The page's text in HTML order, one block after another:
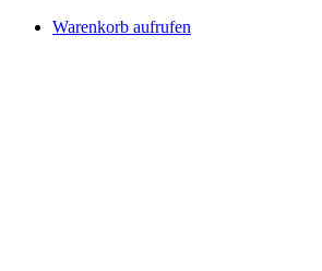
Warenkorb aufrufen